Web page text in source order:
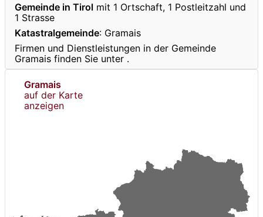
Gemeinde in Tirol mit 1 Ortschaft, 1 Postleitzahl und
1 Strasse
Katastralgemeinde: Gramais
Firmen und Dienstleistungen in der Gemeinde
Gramais finden Sie unter .
Gramais
auf der Karte
anzeigen